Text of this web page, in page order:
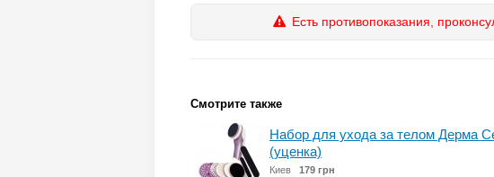
Есть противопоказания,
Смотрите также
Набор для ухода за телом Дерма
(уценка)
Киев 179 грн